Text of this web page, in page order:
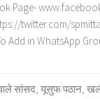
Page-
twitter.com/
Add in WhatsApp
वाले सांसद, यूसुफ पठान,